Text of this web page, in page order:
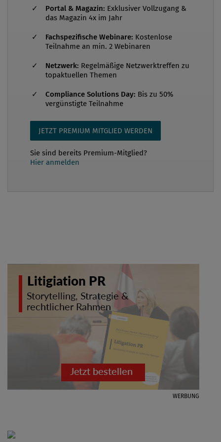
Insbesondere das Führen großer und komplexer
Amtsmissbrauch gehören zu den Kernaufgaben der
eine ganze Reihe politisch brisanter
Ermittlungsverfahren eingeleitet, die in der Folge zu
erheblichen Verwerfungen in ...
Portal & Magazin: Exklusiver Vollzugang &
das Magazin 4x im Jahr
Fachspezifische Webinare: Kostenlose
Teilnahme an min. 2 Webinaren
Netzwerk: Regelmäßige Netzwerktreffen zu
topaktuellen Themen
Compliance Solutions Day: Bis zu 50%
vergünstigte Teilnahme
JETZT PREMIUM MITGLIED WERDEN
Sie sind bereits Premium-Mitglied?
Hier anmelden
WERBUNG